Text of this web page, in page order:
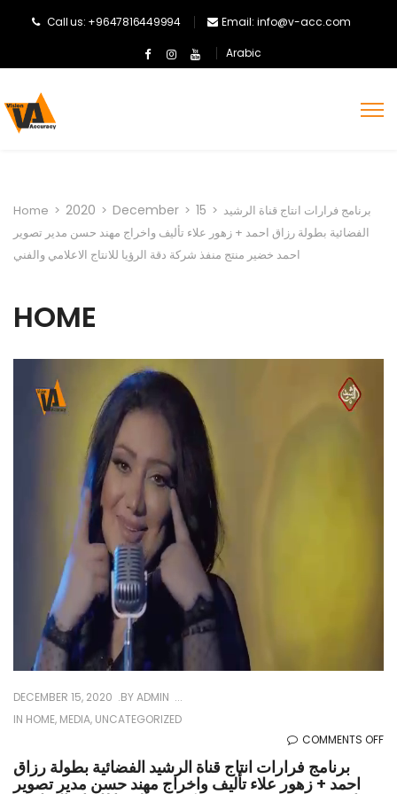
Call us: +9647816449994 Email: info@v-acc.com
Arabic
Home > 2020 > December > 15 > برنامج فرارات انتاج قناة الرشيد
الفضائية بطولة رزاق احمد + زهور علاء تأليف واخراج مهند حسن مدير تصوير
احمد خضير منتج منفذ شركة دقة الرؤيا للانتاج الاعلامي والفني
HOME
DECEMBER 15, 2020 BYADMIN
IN HOME, MEDIA, UNCATEGORIZED
COMMENTS OFFON
برنامج فرارات انتاج قناة الرشيد الفضائية بطولة رزاق
احمد + زهور علاء تأليف واخراج مهند حسن مدير تصوير